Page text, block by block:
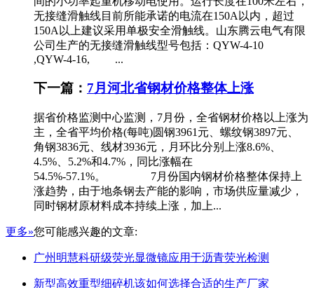
无接缝滑触线目前所能承诺的电流在150A以内，超过
150A以上建议采用单极安全滑触线。山东腾云电气有限
公司生产的无接缝滑触线型号包括：QYW-4-10
,QYW-4-16, ...
下一篇： 7月河北省钢材价格整体上涨
据省价格监测中心监测，7月份，全省钢材价格以上涨为
主，全省平均价格(每吨)圆钢3961元、螺纹钢3897元、
角钢3836元、线材3936元，月环比分别上涨8.6%、
4.5%、5.2%和4.7%，同比涨幅在
54.5%-57.1%。 7月份国内钢材价格整体保持上
涨趋势，由于地条钢去产能的影响，市场供应量减少，
同时钢材原材料成本持续上涨，加上...
更多»您可能感兴趣的文章:
广州明慧科研级荧光显微镜应用于沥青荧光检测
新型高效重型细碎机该如何选择合适的生产厂家